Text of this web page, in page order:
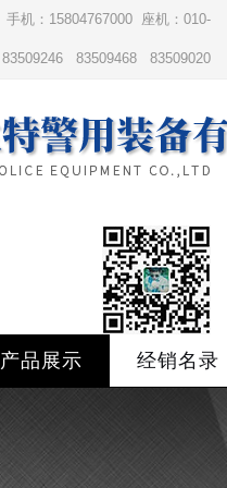
手机：15804767000 座机：010-
83509246 83509468 83509020
产品展示 经销名录